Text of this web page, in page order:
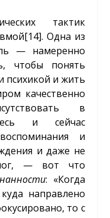
тактик
[14]. Одна из
— намеренно
чтобы понять
психикой и жить
качественно
в
и сейчас
и
и даже не
— вот что
: «Когда
направлено
то с